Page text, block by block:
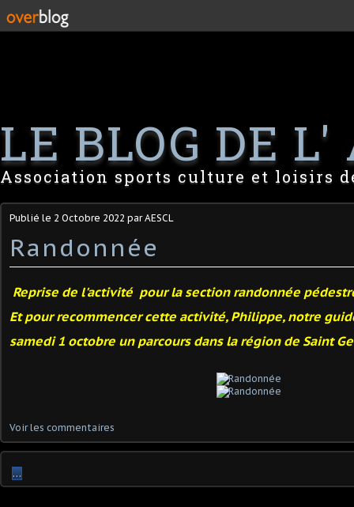
LE BLOG DE L'
Association sports culture et loisirs
Publié le 2 Octobre 2022 par AESCL
Randonnée
Reprise de l'activité pour la section randonnée
Et pour recommencer cette activité, Philippe, notre
samedi 1 octobre un parcours dans la région de Saint
Voir les commentaires
…